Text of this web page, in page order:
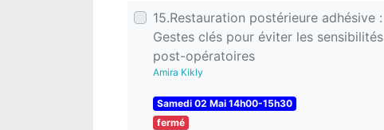
15.Restauration postérieure adhésive :
Gestes clés pour éviter les sensibilités
post-opératoires
Amira Kikly
Samedi 02 Mai 14h00-15h30
fermé